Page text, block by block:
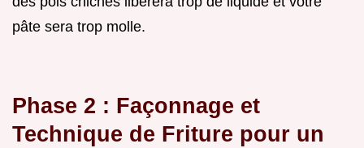
pâte sera trop molle.
Phase 2 : Façonnage et
Technique de Friture pour un